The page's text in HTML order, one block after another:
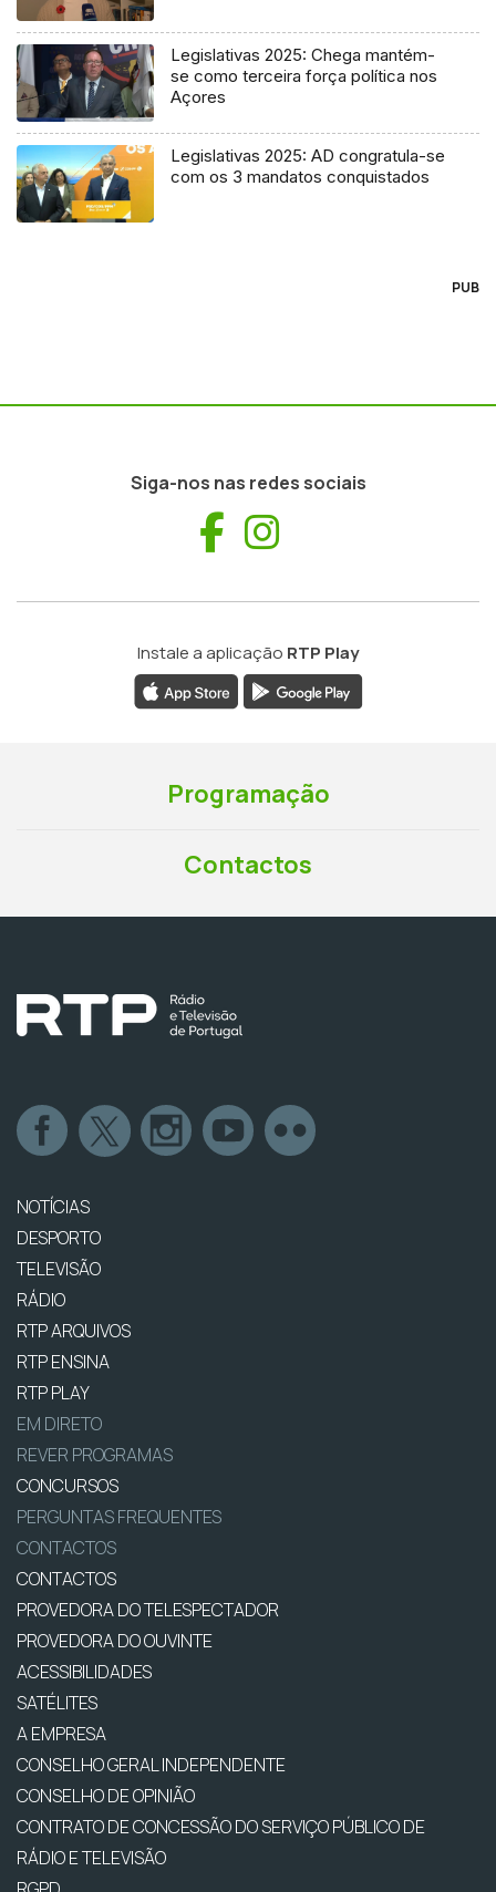
Legislativas 2025: Chega mantém-
se como terceira força política nos
Açores
Legislativas 2025: AD congratula-se
com os 3 mandatos conquistados
PUB
Siga-nos nas redes sociais
Facebook
Instale a aplicação RTP Play
Programação
Contactos
NOTÍCIAS
DESPORTO
TELEVISÃO
RÁDIO
RTP ARQUIVOS
RTP ENSINA
RTP PLAY
EM DIRETO
REVER PROGRAMAS
CONCURSOS
PERGUNTAS FREQUENTES
CONTACTOS
CONTACTOS
PROVEDORA DO TELESPECTADOR
PROVEDORA DO OUVINTE
ACESSIBILIDADES
SATÉLITES
A EMPRESA
CONSELHO GERAL INDEPENDENTE
CONSELHO DE OPINIÃO
CONTRATO DE CONCESSÃO DO SERVIÇO PÚBLICO DE
RÁDIO E TELEVISÃO